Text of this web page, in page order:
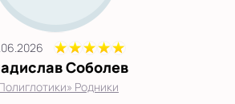
Соболев
Родники